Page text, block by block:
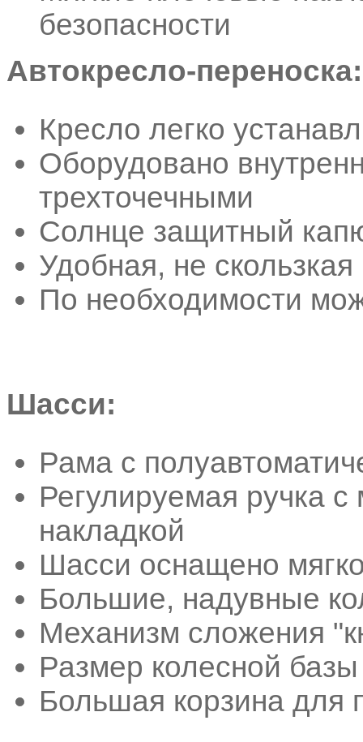
безопасности
Автокресло-переноска:
Кресло легко
Оборудовано
трехточечными
Солнце защитный
Удобная, не
По необходимости
Шасси:
Рама с
Регулируемая ручка
накладкой
Шасси оснащено
Большие, надувные
Механизм сложения
Размер колесной
Большая корзина для